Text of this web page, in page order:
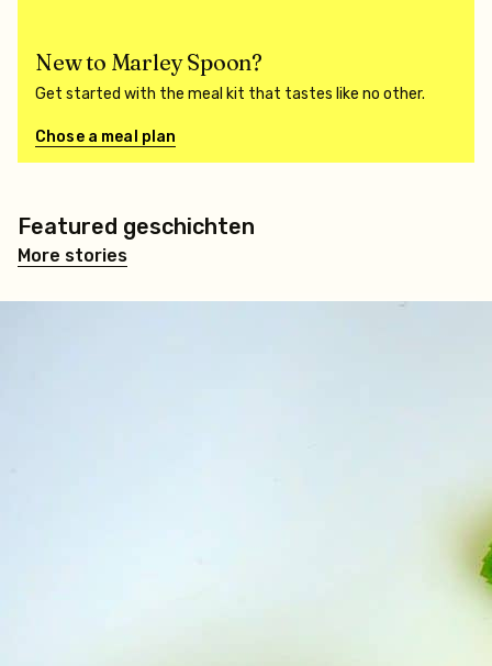
New to Marley Spoon?
Get started with the meal kit that tastes like no other.
Chose a meal plan
Featured geschichten
More stories